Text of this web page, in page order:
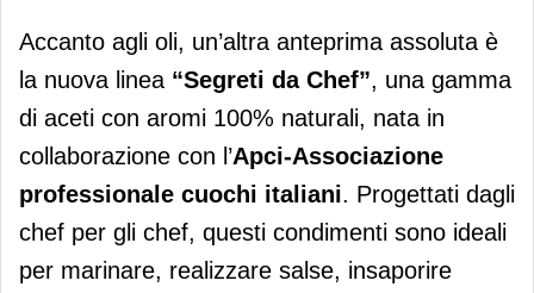
Accanto agli oli, un’altra anteprima assoluta è
la nuova linea “Segreti da Chef”, una gamma
di aceti con aromi 100% naturali, nata in
collaborazione con l’Apci-Associazione
professionale cuochi italiani. Progettati dagli
chef per gli chef, questi condimenti sono ideali
per marinare, realizzare salse, insaporire